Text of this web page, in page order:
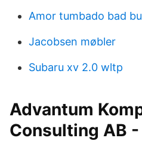
Amor tumbado bad
Jacobsen møbler
Subaru xv 2.0 wltp
Advantum
Consulting AB